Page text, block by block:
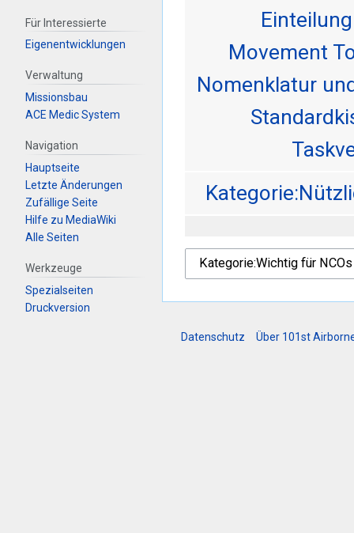
Einteilung
Movement
Nomenklatur
Für Interessierte
Eigenentwicklungen
Verwaltung
Missionsbau
ACE Medic System
Navigation
Hauptseite
Letzte Änderungen
Zufällige Seite
Hilfe zu MediaWiki
Alle Seiten
Werkzeuge
Spezialseiten
Druckversion
Datenschutz Über 101st